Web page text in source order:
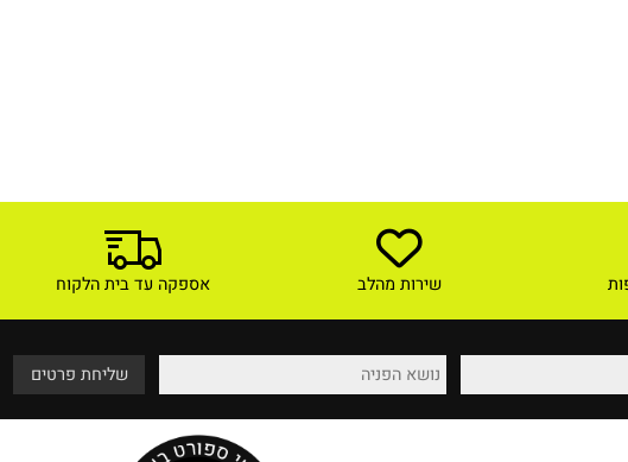
שירות מהלב אספקה עד בית הלקוח